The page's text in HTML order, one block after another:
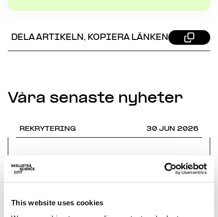
This website uses cookies
DELA ARTIKELN, KOPIERA LÄNKEN
Våra senaste nyheter
REKRYTERING 30 JUN 2026
Vi söker en affärsutvecklare
till vår satsning på Creative
Tech